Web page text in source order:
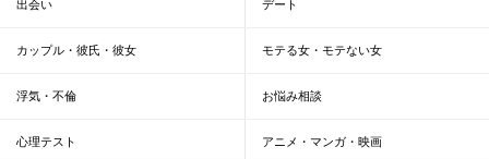
出会い デート
カップル・彼氏・彼女 モテる女・モテない女
浮気・不倫 お悩み相談
心理テスト アニメ・マンガ・映画